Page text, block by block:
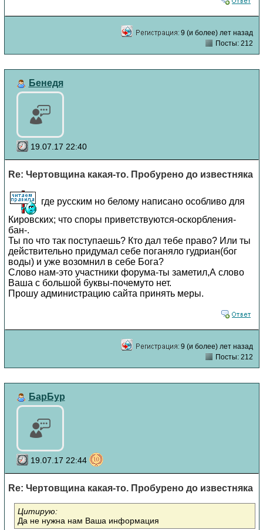
9 (и более) лет назад
Посты: 212
Бенедя
19.07.17 22:40
Re: Чертовщина какая-то. Пробурено до известняка
где русским но белому написано особливо для
Кировских; что споры приветствуются-оскорбления-
бан-.
Ты по что так поступаешь? Кто дал тебе право? Или ты
действительно придумал себе поганяло гудриан(бог
воды) и уже возомнил в себе Бога?
Слово нам-это участники форума-ты заметил,А слово
Ваша с большой буквы-почемуто нет.
Прошу администрацию сайта принять меры.
9 (и более) лет назад
Посты: 212
БарБур
19.07.17 22:44
Re: Чертовщина какая-то. Пробурено до известняка
Цитирую:
Да не нужна нам Ваша информация